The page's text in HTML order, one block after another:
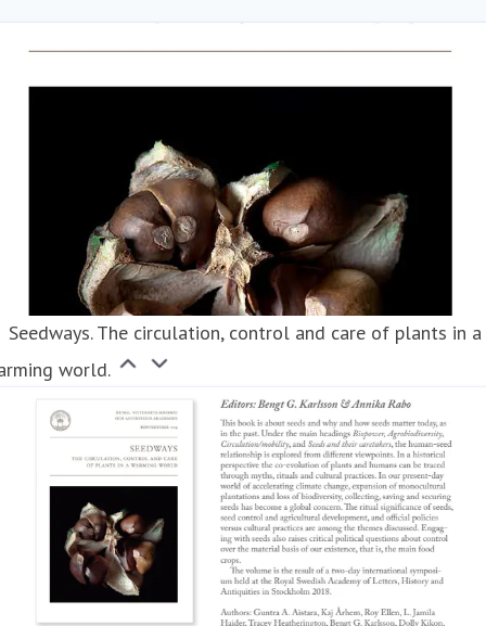
Seedways. The circulation, control and care of plants in a
world.